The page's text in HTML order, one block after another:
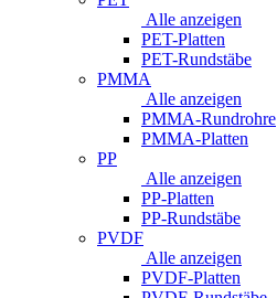
Alle anzeigen
PET-Platten
PET-Rundstäbe
PMMA
Alle anzeigen
PMMA-Rundrohre
PMMA-Platten
PP
Alle anzeigen
PP-Platten
PP-Rundstäbe
PVDF
Alle anzeigen
PVDF-Platten